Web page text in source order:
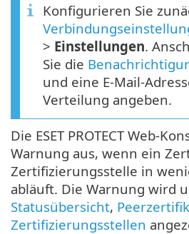
Konfigurieren Sie
> Einstellungen.
Sie die
und eine E-Mail-
Verteilung angeben.
Die ESET PROTECT Web-
Warnung aus, wenn ein
Zertifizierungsstelle in
abläuft. Die Warnung wird
Statusübersicht,
Zertifizierungsstellen